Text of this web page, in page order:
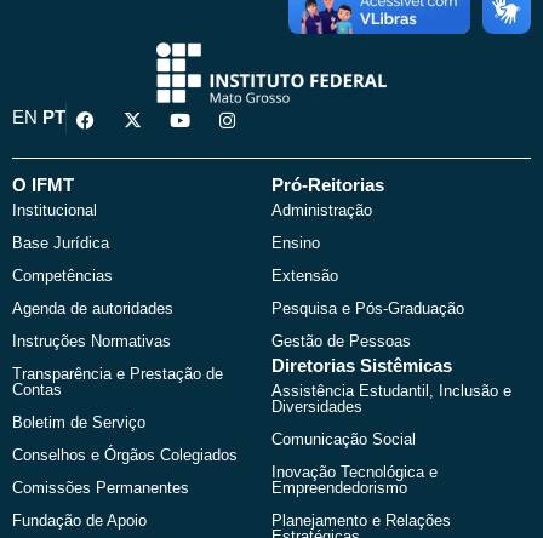
EN PT
F
a
e
o
k
X
-
w
Y
o
t
I
n
t
O IFMT
Institucional
Base Jurídica
Competências
Agenda de autoridades
Instruções Normativas
Transparência e Prestação de
Contas
Boletim de Serviço
Conselhos e Órgãos Colegiados
Comissões Permanentes
Fundação de Apoio
Pró-Reitorias
Administração
Ensino
Extensão
Pesquisa e Pós-Graduação
Gestão de Pessoas
Diretorias Sistêmicas
Assistência Estudantil, Inclusão e
Diversidades
Comunicação Social
Inovação Tecnológica e
Empreendedorismo
Planejamento e Relações